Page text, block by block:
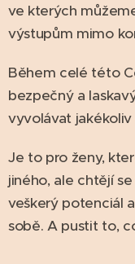
ve kterých
výstupům mimo
Během celé této
bezpečný a
vyvolávat
Je to pro ženy,
jiného, ale chtějí
veškerý potenciál
sobě. A pustit to,